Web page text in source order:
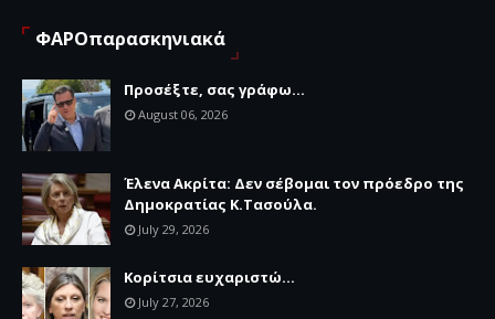
ΦΑΡΟπαρασκηνιακά
Προσέξτε, σας γράφω...
August 06, 2026
Έλενα Ακρίτα: Δεν σέβομαι τον πρόεδρο της
Δημοκρατίας Κ.Τασούλα.
July 29, 2026
Κορίτσια ευχαριστώ...
July 27, 2026